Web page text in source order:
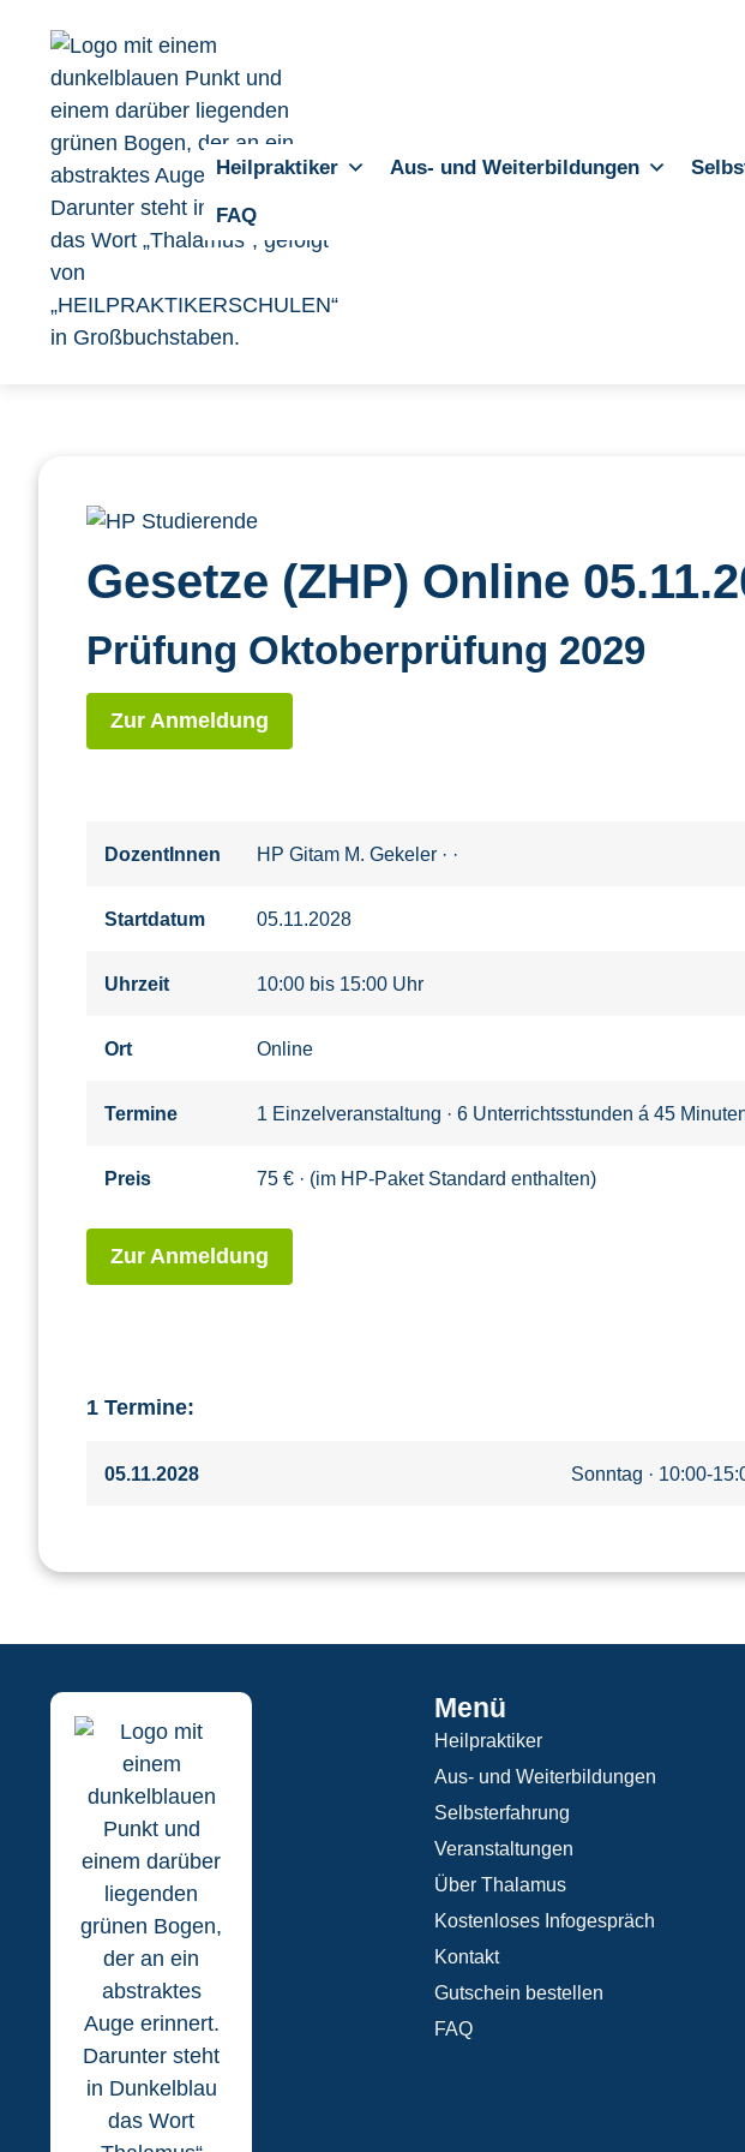
Heilpraktiker Aus- und Weiterbildungen
FAQ
Gesetze (ZHP) Online
Prüfung Oktoberprüfung 2029
Zur Anmeldung
DozentInnen HP Gitam M. Gekeler · ·
Startdatum 05.11.2028
Uhrzeit 10:00 bis 15:00 Uhr
Ort Online
Termine 1 Einzelveranstaltung · 6 Unterrichtsstunden á 45
Preis 75 € · (im HP-Paket Standard enthalten)
Zur Anmeldung
1 Termine:
05.11.2028 Sonntag · 10:00-
Menü
Heilpraktiker
Aus- und Weiterbildungen
Selbsterfahrung
Veranstaltungen
Über Thalamus
Kostenloses Infogespräch
Kontakt
Gutschein bestellen
FAQ